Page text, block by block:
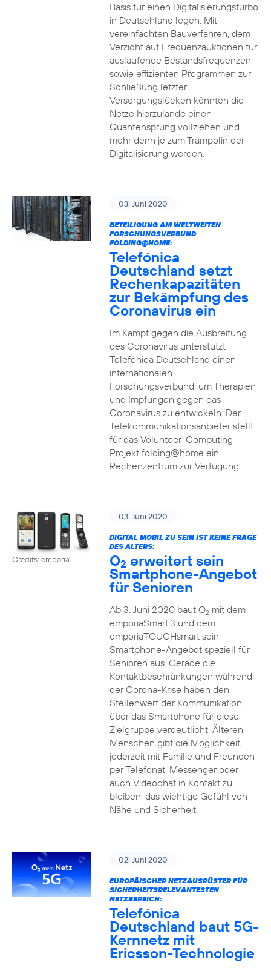
Basis für einen Digitalisierungsturbo
in Deutschland legen. Mit
vereinfachten Bauverfahren, dem
Verzicht auf Frequenzauktionen für
auslaufende Bestandsfrequenzen
sowie effizienten Programmen zur
Schließung letzter
Versorgungslücken könnten die
Netze hierzulande einen
Quantensprung vollziehen und
mehr denn je zum Trampolin der
Digitalisierung werden.
03. Juni 2020
BETEILIGUNG AM WELTWEITEN
FORSCHUNGSVERBUND
FOLDING@HOME:
Telefónica
Deutschland setzt
Rechenkapazitäten
zur Bekämpfung des
Coronavirus ein
Im Kampf gegen die Ausbreitung
des Coronavirus unterstützt
Telefónica Deutschland einen
internationalen
Forschungsverbund, um Therapien
und Impfungen gegen das
Coronavirus zu entwickeln. Der
Telekommunikationsanbieter stellt
für das Volunteer-Computing-
Projekt folding@home ein
Rechenzentrum zur Verfügung.
Credits: emporia
03. Juni 2020
DIGITAL MOBIL ZU SEIN IST KEINE FRAGE
DES ALTERS:
O2 erweitert sein
Smartphone-Angebot
für Senioren
Ab 3. Juni 2020 baut O2mit dem
emporiaSmart.3 und dem
emporiaTOUCHsmart sein
Smartphone-Angebot speziell für
Senioren aus. Gerade die
Kontaktbeschränkungen während
der Corona-Krise haben den
Stellenwert der Kommunikation
über das Smartphone für diese
Zielgruppe verdeutlicht. Älteren
Menschen gibt die Möglichkeit,
jederzeit mit Familie und Freunden
per Telefonat, Messenger oder
auch Videochat in Kontakt zu
bleiben, das wichtige Gefühl von
Nähe und Sicherheit.
02. Juni 2020
EUROPÄISCHER NETZAUSRÜSTER FÜR
SICHERHEITSRELEVANTESTEN
NETZBEREICH:
Telefónica
Deutschland baut 5G-
Kernnetz mit
Ericsson-Technologie